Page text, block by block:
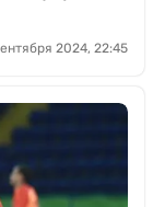
2024, 22:45